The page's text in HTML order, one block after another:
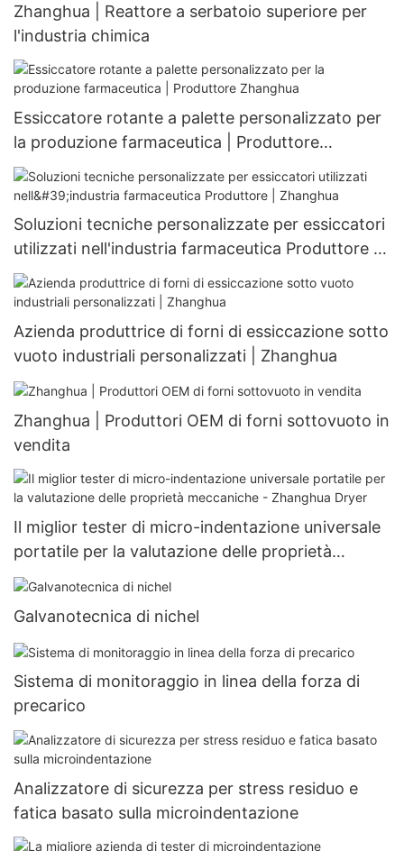
Zhanghua | Reattore a serbatoio superiore per
l'industria chimica
Essiccatore rotante a palette personalizzato per
la produzione farmaceutica | Produttore
Zhanghua
Soluzioni tecniche personalizzate per essiccatori
utilizzati nell'industria farmaceutica Produttore |
Zhanghua
Azienda produttrice di forni di essiccazione sotto
vuoto industriali personalizzati | Zhanghua
Zhanghua | Produttori OEM di forni sottovuoto in
vendita
Il miglior tester di micro-indentazione universale
portatile per la valutazione delle proprietà
meccaniche - Zhanghua Dryer
Galvanotecnica di nichel
Sistema di monitoraggio in linea della forza di
precarico
Analizzatore di sicurezza per stress residuo e
fatica basato sulla microindentazione